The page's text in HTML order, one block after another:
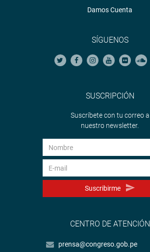
Damos Cuenta
SÍGUENOS
SUSCRIPCIÓN
Suscríbete con tu correo a
nuestro newsletter.
Suscribirme
CENTRO DE ATENCIÓN
prensa@congreso.gob.pe